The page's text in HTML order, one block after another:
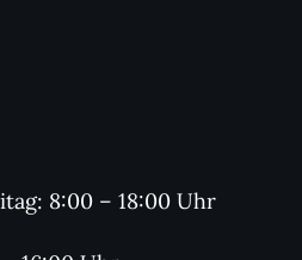
8:00 – 18:00 Uhr